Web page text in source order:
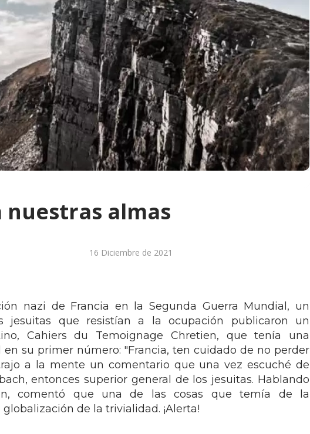
nuestras almas
16 Diciembre de 2021
nazi de Francia en la Segunda Guerra Mundial, un
jesuitas que resistían a la ocupación publicaron un
Cahiers du Temoignage Chretien, que tenía una
en su primer número: "Francia, ten cuidado de no perder
a la mente un comentario que una vez escuché de
entonces superior general de los jesuitas. Hablando
comentó que una de las cosas que temía de la
de la trivialidad. ¡Alerta!